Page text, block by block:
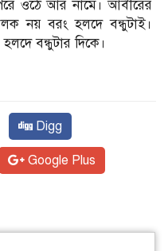
ওঠে আর নামে। আবীরের
নয় বরং হলদে বন্ধুটাই।
বন্ধুটার দিকে।
Digg
Google Plus